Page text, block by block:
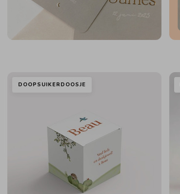
DOOPSUIKERDOOSJE